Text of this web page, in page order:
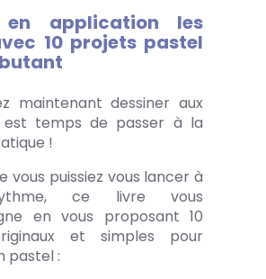
en application les
10 projets pastel
maintenant dessiner aux
est temps de passer à la
!
vous puissiez vous lancer à
ce livre vous
en vous proposant 10
et simples pour
pastel :